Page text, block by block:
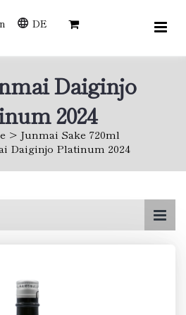
DE
Daiginjo
2024
Junmai Sake 720ml
Daiginjo Platinum 2024